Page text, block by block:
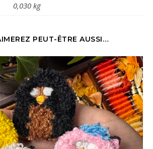
0,030 kg
PEUT-ÊTRE AUSSI…